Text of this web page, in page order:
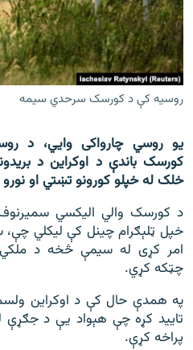
اړیکه
دري پاڼه
Azadi English
د ازادې اروپا/ ازادي راډيو ټولې
روسيه کې د کورسک سرحدي سيمه
یو روسي چارواکی وايي، د
کورسک باندې د اوکراین د
خلک له خپلو کورونو تښتي او
د کورسک والي الیکسي
خپل ټلېګرام چینل کې لیکلي چې،
امر کړی له سیمې څخه د ملکي
چټکه کړي.
په همدې حال کې د اوکراین
تایید کړه چې هېواد یې د
پراخه کړې.